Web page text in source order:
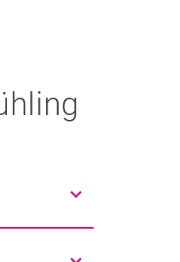
und die